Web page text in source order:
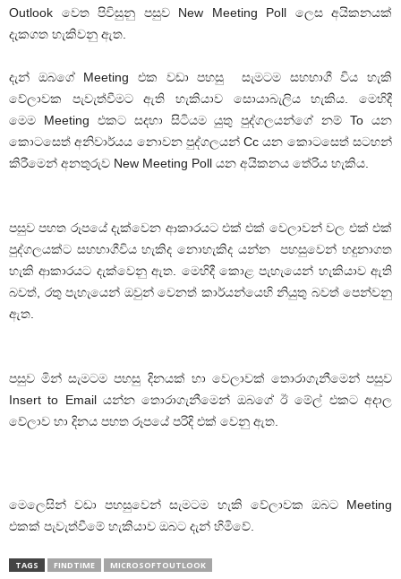
Outlook වෙත පිවිසුනු පසුව New Meeting Poll ලෙස අයිකනයක්
දැකගත හැකිවනු ඇත.
දැන් ඔබගේ Meeting එක වඩා පහසු සැමටම සහභාගී විය හැකි
වේලාවක පැවැත්වීමට ඇති හැකියාව සොයාබැලිය හැකිය. මෙහිදී
මෙම Meeting එකට සදහා සිටියම යුතු පුද්ගලයන්ගේ නම් To යන
කොටසෙත් අනිවාර්යය නොවන පුද්ගලයන් Cc යන කොටසෙත් සටහන්
කිරීමෙන් අනතුරුව New Meeting Poll යන අයිකනය තේරිය හැකිය.
පසුව පහත රූපයේ දැක්වෙන ආකාරයට එක් එක් වෙලාවන් වල එක් එක්
පුද්ගලයක්ට සහභාගීවිය හැකිද නොහැකිද යන්න පහසුවෙන් හදුනාගත
හැකි ආකාරයට දැක්වෙනු ඇත. මෙහිදී කොළ පැහැයෙන් හැකියාව ඇති
බවත්, රතු පැහැයෙන් ඔවුන් වෙනත් කාර්යන්යෙහි නියුතු බවත් පෙන්වනු
ඇත.
පසුව මින් සැමටම පහසු දිනයක් හා වෙලාවක් තොරාගැනීමෙන් පසුව
Insert to Email යන්න තොරාගැනීමෙන් ඔබගේ ඊ මේල් එකට අදාල
වේලාව හා දිනය පහත රූපයේ පරිදි එක් වෙනු ඇත.
මෙලෙසින් වඩා පහසුවෙන් සැමටම හැකි වේලාවක ඔබට Meeting
එකක් පැවැත්වීමේ හැකියාව ඔබට දැන් හිමිවේ.
TAGS FINDTIME MICROSOFTOUTLOOK